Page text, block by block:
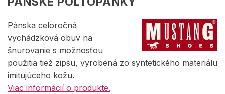
Pánska celoročná
vychádzková obuv na
šnurovanie s možnosťou
použitia tiež zipsu, vyrobená zo syntetického materiálu
imitujúceho kožu.
Viac informácií o produkte.